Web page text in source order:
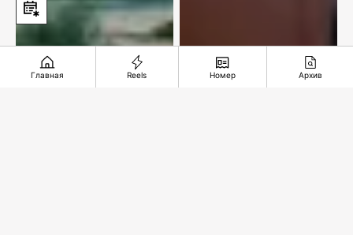
Главная Reels Номер Архив